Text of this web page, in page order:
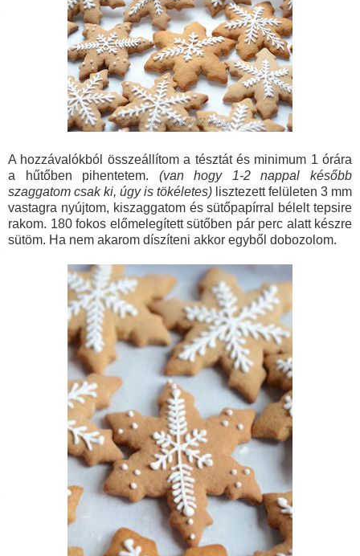
A hozzávalókból összeállítom a tésztát és minimum 1 órára
a hűtőben pihentetem. (van hogy 1-2 nappal később
szaggatom csak ki, úgy is tökéletes) lisztezett felületen 3 mm
vastagra nyújtom, kiszaggatom és sütőpapírral bélelt tepsire
rakom. 180 fokos előmelegített sütőben pár perc alatt készre
sütöm. Ha nem akarom díszíteni akkor egyből dobozolom.